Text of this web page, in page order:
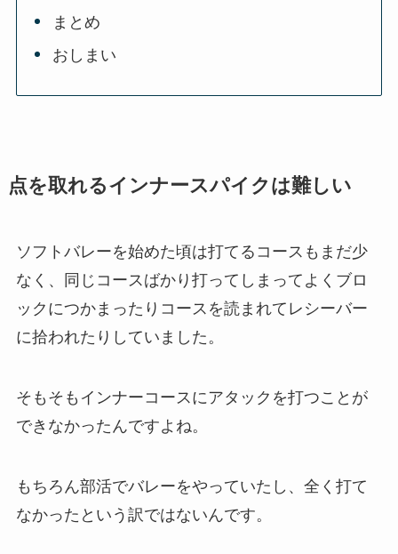
まとめ
おしまい
点を取れるインナースパイクは難しい
ソフトバレーを始めた頃は打てるコースもまだ少
なく、同じコースばかり打ってしまってよくブロ
ックにつかまったりコースを読まれてレシーバー
に拾われたりしていました。
そもそもインナーコースにアタックを打つことが
できなかったんですよね。
もちろん部活でバレーをやっていたし、全く打て
なかったという訳ではないんです。